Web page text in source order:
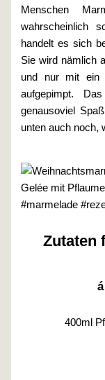
Menschen
wahrscheinlich
handelt es sich
Sie wird nämlich
und nur mit ein
aufgepimpt.
genausoviel
unten auch noch,
Zutaten
400ml